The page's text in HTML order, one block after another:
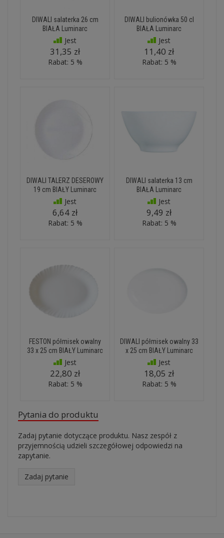
DIWALI salaterka 26 cm
BIAŁA Luminarc
Jest
31,35 zł
Rabat: 5 %
DIWALI bulionówka 50 cl
BIAŁA Luminarc
Jest
11,40 zł
Rabat: 5 %
DIWALI TALERZ DESEROWY
19 cm BIAŁY Luminarc
Jest
6,64 zł
Rabat: 5 %
DIWALI salaterka 13 cm
BIAŁA Luminarc
Jest
9,49 zł
Rabat: 5 %
FESTON półmisek owalny
33 x 25 cm BIAŁY Luminarc
Jest
22,80 zł
Rabat: 5 %
DIWALI półmisek owalny 33
x 25 cm BIAŁY Luminarc
Jest
18,05 zł
Rabat: 5 %
Pytania do produktu
Zadaj pytanie dotyczące produktu. Nasz zespół z
przyjemnością udzieli szczegółowej odpowiedzi na
zapytanie.
Zadaj pytanie